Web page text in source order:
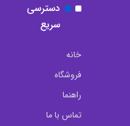
دسترسی
سریع
خانه
فروشگاه
راهنما
تماس با ما